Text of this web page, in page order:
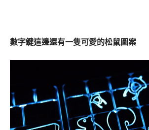
數字鍵這邊還有一隻可愛的松鼠圖案